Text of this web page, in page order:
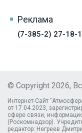
Реклама
(7-385-2) 27-18-
© Copyright 2026,
Интернет-Сайт
от 17.04.2023,
сфере связи,
(Роскомнадзор).
редактор: Негреев